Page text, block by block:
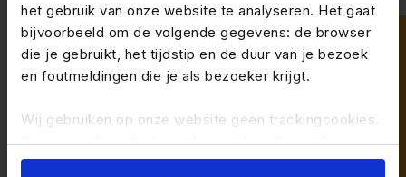
het gebruik van onze website te analyseren. Het gaat
bijvoorbeeld om de volgende gegevens: de browser
die je gebruikt, het tijdstip en de duur van je bezoek
en foutmeldingen die je als bezoeker krijgt.
Wij gebruiken op onze website geen trackingcookies.
Dit zijn cookies die bezoekers tijdens het surfen over
andere websites kunnen volgen.
Een pensioenregeling is pas waardevol als jouw
medewerkers begrijpen wat ze krijgen. Wij maken
complexe regels begrijpelijk, geven persoonlijke
overzichten. Met een goed pensioenadvies voelen
jou als werkgever.